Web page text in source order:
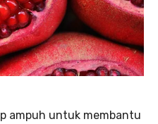
ampuh untuk membantu